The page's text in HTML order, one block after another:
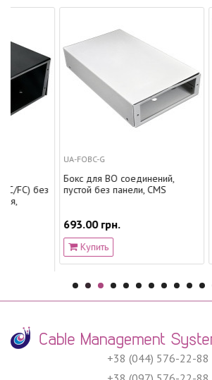
UA-FOBC-G
Бокс для ВО соединений,
пустой без панели, CMS
693.00 грн.
Купить
LW-
Бокс
+38 (044) 576-22-88